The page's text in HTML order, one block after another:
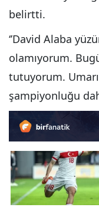
belirtti.
‘’David Alaba
olamıyorum.
tutuyorum.
şampiyonluğu